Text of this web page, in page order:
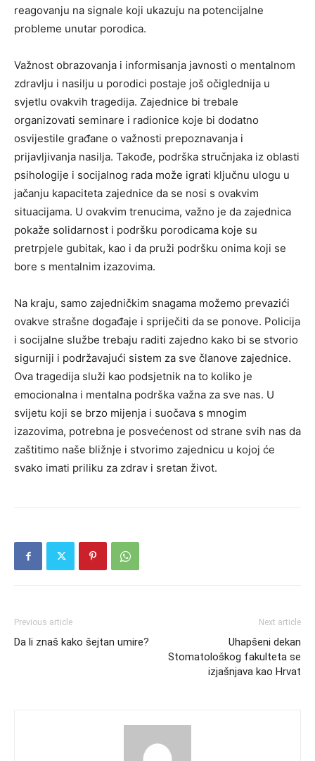
reagovanju na signale koji ukazuju na potencijalne
probleme unutar porodica.
Važnost obrazovanja i informisanja javnosti o mentalnom
zdravlju i nasilju u porodici postaje još očiglednija u
svjetlu ovakvih tragedija. Zajednice bi trebale
organizovati seminare i radionice koje bi dodatno
osvijestile građane o važnosti prepoznavanja i
prijavljivanja nasilja. Takođe, podrška stručnjaka iz oblasti
psihologije i socijalnog rada može igrati ključnu ulogu u
jačanju kapaciteta zajednice da se nosi s ovakvim
situacijama. U ovakvim trenucima, važno je da zajednica
pokaže solidarnost i podršku porodicama koje su
pretrpjele gubitak, kao i da pruži podršku onima koji se
bore s mentalnim izazovima.
Na kraju, samo zajedničkim snagama možemo prevazići
ovakve strašne događaje i spriječiti da se ponove. Policija
i socijalne službe trebaju raditi zajedno kako bi se stvorio
sigurniji i podržavajući sistem za sve članove zajednice.
Ova tragedija služi kao podsjetnik na to koliko je
emocionalna i mentalna podrška važna za sve nas. U
svijetu koji se brzo mijenja i suočava s mnogim
izazovima, potrebna je posvećenost od strane svih nas da
zaštitimo naše bližnje i stvorimo zajednicu u kojoj će
svako imati priliku za zdrav i sretan život.
Previous article
Da li znaš kako šejtan umire?
Next article
Uhapšeni dekan
Stomatološkog fakulteta se
izjašnjava kao Hrvat